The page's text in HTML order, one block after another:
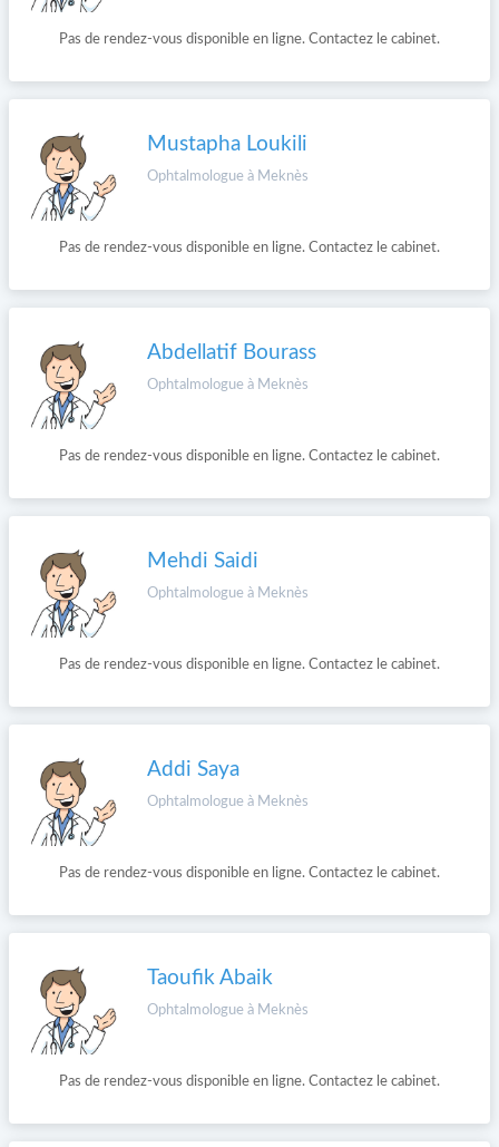
Pas de rendez-vous disponible en ligne. Contactez le cabinet.
Mustapha Loukili
Ophtalmologue à Meknès
Pas de rendez-vous disponible en ligne. Contactez le cabinet.
Abdellatif Bourass
Ophtalmologue à Meknès
Pas de rendez-vous disponible en ligne. Contactez le cabinet.
Mehdi Saidi
Ophtalmologue à Meknès
Pas de rendez-vous disponible en ligne. Contactez le cabinet.
Addi Saya
Ophtalmologue à Meknès
Pas de rendez-vous disponible en ligne. Contactez le cabinet.
Taoufik Abaik
Ophtalmologue à Meknès
Pas de rendez-vous disponible en ligne. Contactez le cabinet.